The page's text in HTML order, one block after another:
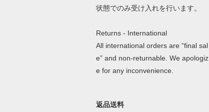
状態でのみ受け入れを行います。
Returns - International
All international orders are “final sal
e” and non-returnable. We apologiz
e for any inconvenience.
返品送料